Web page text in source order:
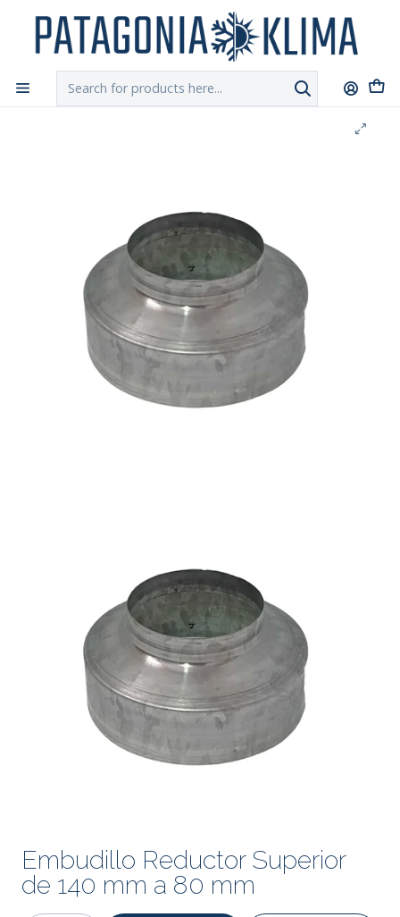
Chilexpress
Home Ductos y Hojalateria
Embudillo Reductor Superior de 140 mm a 80 mm
Embudillo Reductor Superior
de 140 mm a 80 mm